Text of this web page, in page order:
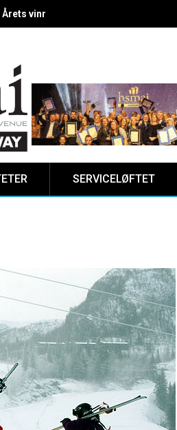
vinnere kåret på Clarion Hotel
SERVICELØFTET